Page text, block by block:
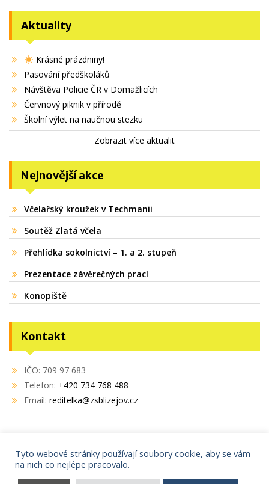
Aktuality
Krásné prázdniny!
Pasování předškoláků
Návštěva Policie ČR v Domažlicích
Červnový piknik v přírodě
Školní výlet na naučnou stezku
Zobrazit více aktualit
Nejnovější akce
Včelařský kroužek v Techmanii
Soutěž Zlatá včela
Přehlídka sokolnictví – 1. a 2. stupeň
Prezentace závěrečných prací
Konopiště
Kontakt
IČO: 709 97 683
Telefon: +420 734 768 488
Email: reditelka@zsblizejov.cz
Copyright © 2021
Tyto webové stránky používají soubory cookie, aby se vám
na nich co nejlépe pracovalo.